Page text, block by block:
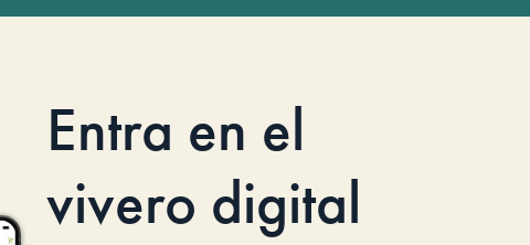
Entra en el
vivero digital